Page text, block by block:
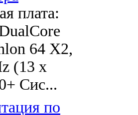
плата:
64 X2,
(13 x
Сис...
по